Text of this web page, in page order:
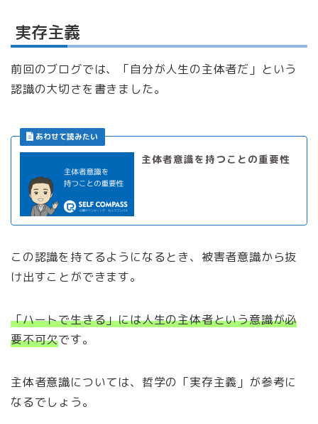
実存主義
前回のブログでは、「自分が人生の主体者だ」という
認識の大切さを書きました。
主体者意識を持つことの重要性
この認識を持てるようになるとき、被害者意識から抜
け出すことができます。
「ハートで生きる」には人生の主体者という意識が必
要不可欠です。
主体者意識については、哲学の「実存主義」が参考に
なるでしょう。